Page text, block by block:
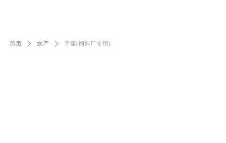
首页 ꄲ 水产 ꄲ 予康(饲料厂专用)